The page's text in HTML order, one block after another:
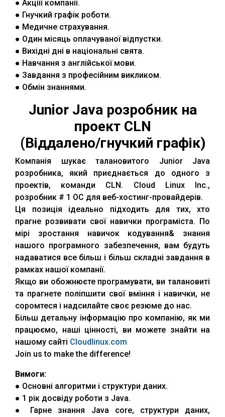
● Акціії компанії.
● Гнучкий графік роботи.
● Медичне страхування.
● Один місяць оплачуваної відпустки.
● Вихідні дні в національні свята.
● Навчання з англійської мови.
● Завдання з професійним викликом.
● Обмін знаннями.
Junior Java розробник на
проект CLN
(Віддалено/гнучкий графік)
Компанія шукає талановитого Junior Java
розробника, який приєднається до одного з
проектів, команди CLN. Cloud Linux Inc.,
розробник # 1 ОС для веб-хостинг-провайдерів.
Ця позиція ідеально підходить для тих, хто
прагне розвивати свої навички програміста. По
мірі зростання навичок кодування& знання
нашого програмного забезпечення, вам будуть
надаватися все більш і більш складні завдання в
рамках нашої компанії.
Якщо ви обожнюєте програмувати, ви талановиті
та прагнете поліпшити свої вміння і навички, не
соромтеся і надсилайте своє резюме до нас.
Більш детальну інформацію про компанію, як ми
працюємо, наші цінності, ви можете знайти на
нашому сайті Cloudlinux.com
Join us to make the difference!
Вимоги:
● Основні алгоритми і структури даних.
● 1 рік досвіду роботи з Java.
● Гарне знання Java core, структури даних,